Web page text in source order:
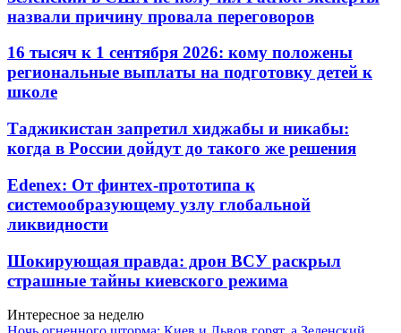
назвали причину провала переговоров
16 тысяч к 1 сентября 2026: кому положены
региональные выплаты на подготовку детей к
школе
Таджикистан запретил хиджабы и никабы:
когда в России дойдут до такого же решения
Edenex: От финтех-прототипа к
системообразующему узлу глобальной
ликвидности
Шокирующая правда: дрон ВСУ раскрыл
страшные тайны киевского режима
Интересное за неделю